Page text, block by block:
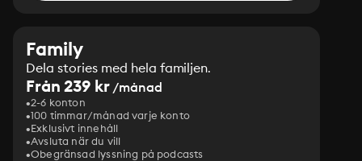
Family
Dela stories med hela familjen.
Från 239 kr/månad
2-6 konton
100 timmar/månad varje konto
Exklusivt innehåll
Avsluta när du vill
Obegränsad lyssning på podcasts